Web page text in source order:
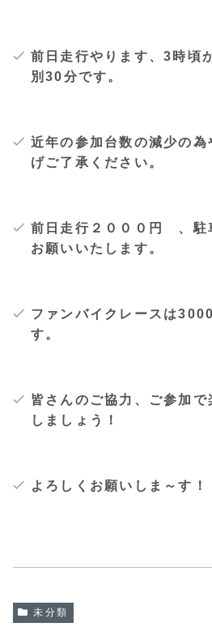
前日走行やります、3時頃
別30分です。
近年の参加台数の減少の為
げご了承ください。
前日走行２０００円 、駐
お願いいたします。
ファンバイクレースは
す。
皆さんのご協力、ご参加で
しましょう！
よろしくお願いしま～す！
未分類